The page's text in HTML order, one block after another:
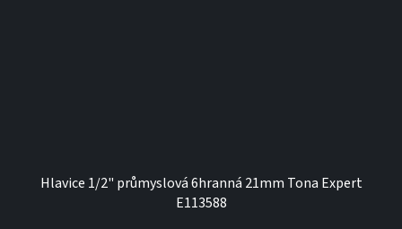
Hlavice 1/2" průmyslová 6hranná 21mm Tona Expert
E113588